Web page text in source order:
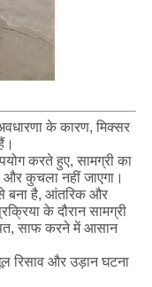
के कारण, मिक्सर
करते हुए, सामग्री का
और कुचला नहीं जाएगा।
बना है, आंतरिक और
के दौरान सामग्री
साफ करने में आसान
रिसाव और उड़ान घटना